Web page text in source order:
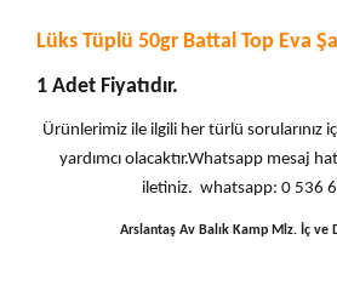
Lüks Tüplü 50gr Battal Top Eva
1 Adet Fiyatıdır.
Ürünlerimiz ile ilgili her türlü sorularınız
yardımcı olacaktır.Whatsapp mesaj
iletiniz. whatsapp: 0 536
Arslantaş Av Balık Kamp Mlz. İç ve